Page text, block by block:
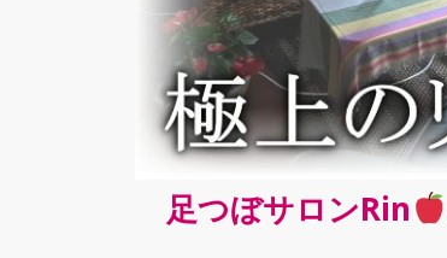
足つぼサロンRin